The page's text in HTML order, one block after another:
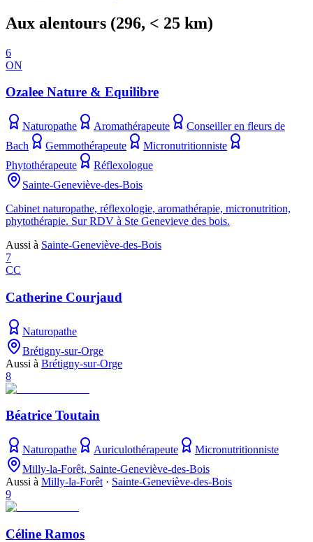
Aux alentours (296, < 25 km)
6
ON
Ozalee Nature & Equilibre
Naturopathe Aromathérapeute
Conseiller en fleurs de
Bach
Gemmothérapeute
Micronutritionniste
Phytothérapeute
Réflexologue
Sainte-Geneviève-des-Bois
Cabinet naturopathe, réflexologie, aromathérapie, micronutrition,
phytothérapie. Sur RDV à Ste Genevieve des bois.
Aussi à Sainte-Geneviève-des-Bois
7
CC
Catherine Courjaud
Naturopathe
Brétigny-sur-Orge
Aussi à Brétigny-sur-Orge
8
Béatrice Toutain
Naturopathe Auriculothérapeute
Micronutritionniste
Milly-la-Forêt, Sainte-Geneviève-des-Bois
Aussi à Milly-la-Forêt · Sainte-Geneviève-des-Bois
9
Céline Ramos